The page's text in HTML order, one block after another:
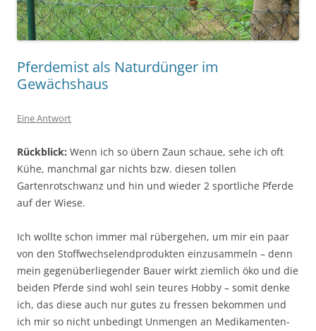
Pferdemist als Naturdünger im
Gewächshaus
Eine Antwort
Rückblick: Wenn ich so übern Zaun schaue, sehe ich oft
Kühe, manchmal gar nichts bzw. diesen tollen
Gartenrotschwanz und hin und wieder 2 sportliche Pferde
auf der Wiese.
Ich wollte schon immer mal rübergehen, um mir ein paar
von den Stoffwechselendprodukten einzusammeln – denn
mein gegenüberliegender Bauer wirkt ziemlich öko und die
beiden Pferde sind wohl sein teures Hobby – somit denke
ich, das diese auch nur gutes zu fressen bekommen und
ich mir so nicht unbedingt Unmengen an Medikamenten-